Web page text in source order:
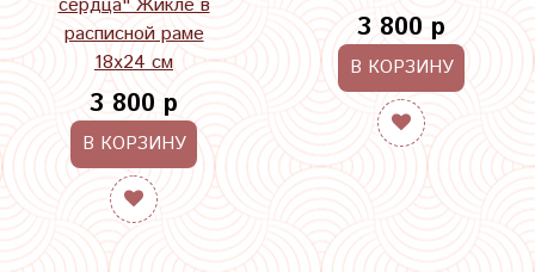
расписной раме
18х24 см
3 800 р
В КОРЗИНУ
3 800 р
В КОРЗИНУ